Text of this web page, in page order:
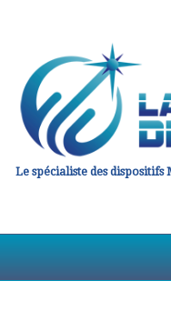
Le spécialiste des dispositifs